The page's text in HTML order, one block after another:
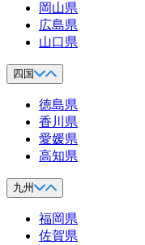
岡山県
広島県
山口県
四国
徳島県
香川県
愛媛県
高知県
九州
福岡県
佐賀県